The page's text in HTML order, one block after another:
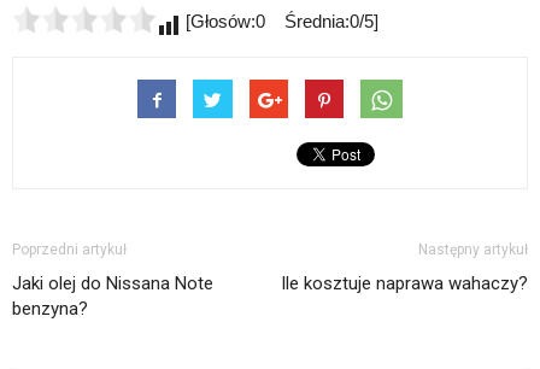
[Głosów:0 Średnia:0/5]
Poprzedni artykuł
Jaki olej do Nissana Note
benzyna?
Następny artykuł
Ile kosztuje naprawa wahaczy?